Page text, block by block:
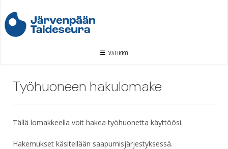
VALIKKO
Työhuoneen hakulomake
Tällä lomakkeella voit hakea työhuonetta käyttöösi.
Hakemukset käsitellään saapumisjärjestyksessä.